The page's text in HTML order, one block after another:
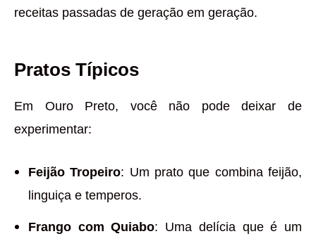
receitas passadas de geração em geração.
Pratos Típicos
Em Ouro Preto, você não pode deixar de
experimentar:
Feijão Tropeiro: Um prato que combina feijão,
linguiça e temperos.
Frango com Quiabo: Uma delícia que é um